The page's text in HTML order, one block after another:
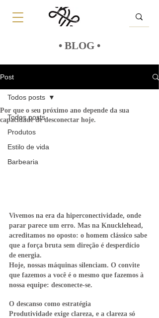
• BLOG •
Post
Todos posts
Produtos
Estilo de vida
Barbearia
Todos posts
Por que o seu próximo ano depende da sua
capacidade de desconectar hoje.
Vivemos na era da hiperconectividade, onde
parar parece um erro. Mas na Knucklehead,
acreditamos no oposto: o homem clássico sabe
que a força bruta sem direção é desperdício
de energia.
Hoje, nossas máquinas silenciam. O convite
que fazemos a você é o mesmo que fazemos à
nossa equipe: desconecte-se.
O descanso como estratégia
Produtividade exige clareza, e a clareza só